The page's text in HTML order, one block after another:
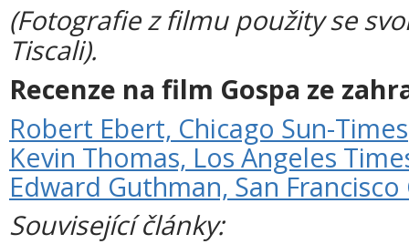
(Fotografie z filmu použity se
Tiscali).
Recenze na film Gospa ze
Robert Ebert, Chicago Sun-Times
Kevin Thomas, Los Angeles
Edward Guthman, San
Související články: